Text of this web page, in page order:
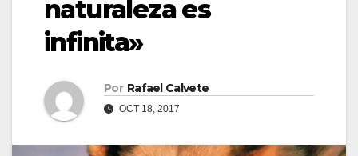
naturaleza es
infinita»
Por Rafael Calvete
OCT 18, 2017